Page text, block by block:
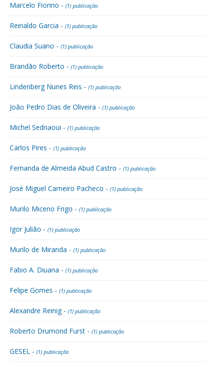
Marcelo Fiorino - (1) publicação
Reinaldo Garcia - (1) publicação
Claudia Suano - (1) publicação
Brandão Roberto - (1) publicação
Lindenberg Nunes Reis - (1) publicação
João Pedro Dias de Oliveira - (1) publicação
Michel Sednaoui - (1) publicação
Carlos Pires - (1) publicação
Fernanda de Almeida Abud Castro - (1) publicação
José Miguel Carneiro Pacheco - (1) publicação
Murilo Miceno Frigo - (1) publicação
Igor Julião - (1) publicação
Murilo de Miranda - (1) publicação
Fabio A. Diuana - (1) publicação
Felipe Gomes - (1) publicação
Alexandre Reinig - (1) publicação
Roberto Drumond Furst - (1) publicação
GESEL - (1) publicação